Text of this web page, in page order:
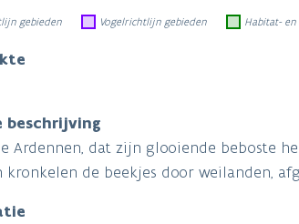
gebieden Vogelrichtlijn gebieden Habitat-
beschrijving
Ardennen, dat zijn glooiende beboste
kronkelen de beekjes door weilanden,